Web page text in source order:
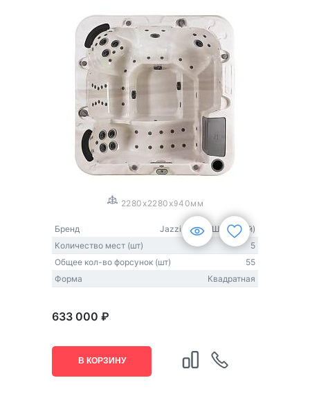
2280x2280x940мм
Бренд
Jazzi Pool (США-Китай)
Количество мест (шт)
5
Общее кол-во форсунок (шт)
55
Форма
Квадратная
633 000 ₽
В КОРЗИНУ